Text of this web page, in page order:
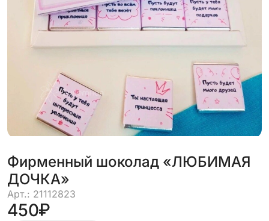
Фирменный шоколад «ЛЮБИМАЯ
ДОЧКА»
Арт.: 21112823
450